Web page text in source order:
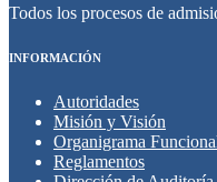
Todos los procesos de
INFORMACIÓN
Autoridades
Misión y Visión
Organigrama
Reglamentos